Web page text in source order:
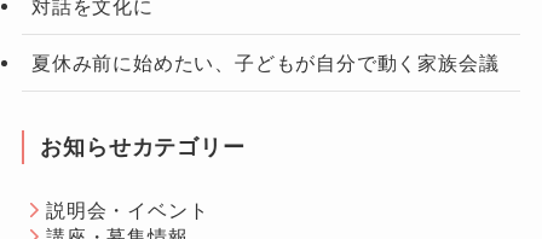
対話を文化に
夏休み前に始めたい、子どもが自分で動く家族会議
お知らせカテゴリー
説明会・イベント